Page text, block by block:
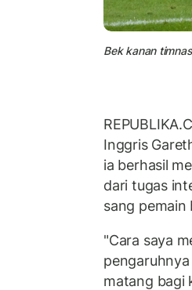
Bek kanan
Inggris
ia berhasil
dari tugas
sang pemain
"Cara saya
matang bagi